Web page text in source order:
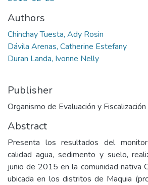
Authors
Chinchay Tuesta, Ady Rosin
Dávila Arenas, Catherine Estefany
Duran Landa, Ivonne Nelly
Publisher
Organismo de Evaluación y
Abstract
Presenta los resultados del
calidad agua, sedimento y suelo,
junio de 2015 en la comunidad nativa
ubicada en los distritos de Maquia